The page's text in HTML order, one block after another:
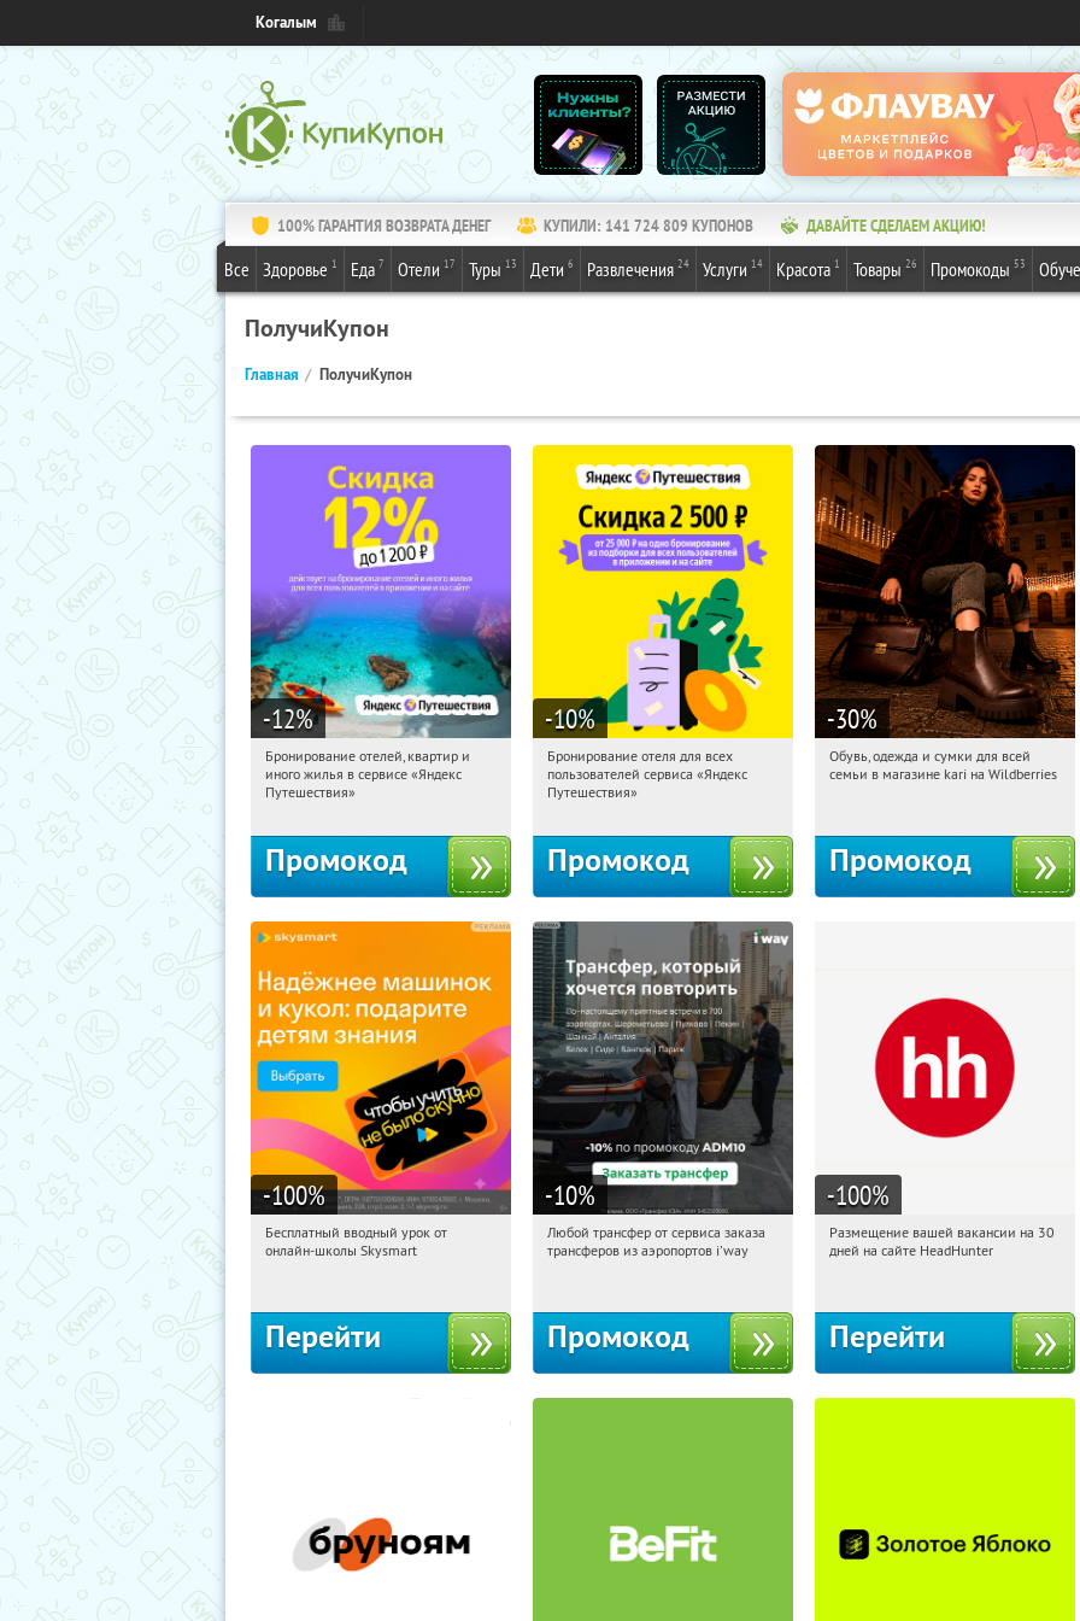
Когалым
100% ГАРАНТИЯ ВОЗВРАТА ДЕНЕГ КУПИЛИ: 141 724 809 КУПОНОВ ДАВАЙТЕ СДЕЛАЕМ АКЦИЮ!
Все Здоровье 1 Еда 7 Отели 17 Туры 13 Дети 6 Развлечения 24 Услуги 14 Красота 1 Товары 26 Промокоды 53
ПолучиКупон
Главная ПолучиКупон
-12%
12:58:26
Получи первым!
Россия
Бронирование отелей, квартир и
иного жилья в сервисе «Яндекс
Путешествия»
Промокод
-10%
12:58:26
Получи первым!
Россия
Бронирование отеля для всех
пользователей сервиса «Яндекс
Путешествия»
Промокод
-30%
12:58:26 Получили:
Обувь, одежда и сумки для всей
семьи в магазине kari на Wildberries
Промокод
-100%
12:58:26
Получи первым!
Бесплатный вводный урок от
онлайн-школы Skysmart
Перейти
-10%
12:58:26
Получи первым!
Любой трансфер от сервиса заказа
трансферов из аэропортов i'way
Промокод
-100%
12:58:26 Получили:
Размещение вашей вакансии на 30
дней на сайте HeadHunter
Перейти